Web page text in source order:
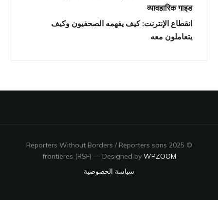
व्यावहारिक गाइड
انقطاع الإنترنت: كيف يفهمه الصحفيون وكيف
يتعاملون معه
© 2025 Reporters Without Borders / Reporters sans
frontières (RSF) — Designed by WPZOOM
سياسة الخصوصية